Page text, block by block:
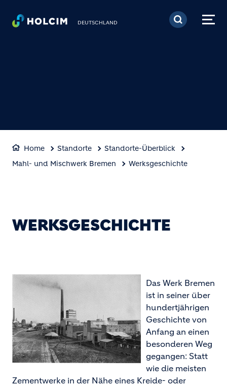
Direkt zum Inhalt
DEUTSCHLAND
Home Standorte
Standorte-Überblick
Mahl- und Mischwerk Bremen
Werksgeschichte
WERKSGESCHICHTE
Das Werk Bremen
ist in seiner über
hundertjährigen
Geschichte von
Anfang an einen
besonderen Weg
gegangen: Statt
wie die meisten
Zementwerke in der Nähe eines Kreide- oder